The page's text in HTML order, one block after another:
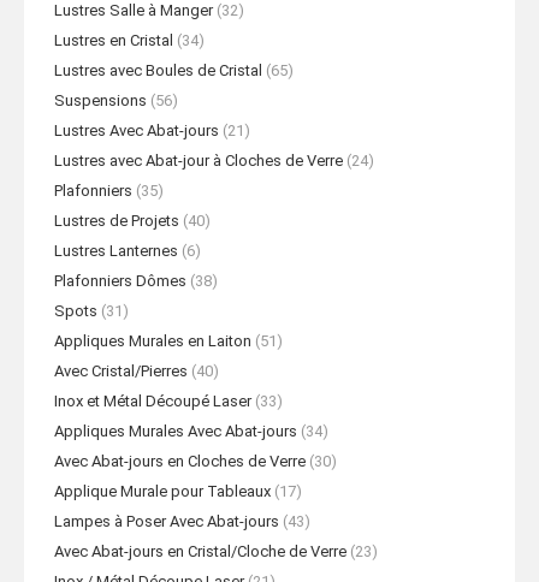
Lustres Salle à Manger (32)
Lustres en Cristal (34)
Lustres avec Boules de Cristal (65)
Suspensions (56)
Lustres Avec Abat-jours (21)
Lustres avec Abat-jour à Cloches de Verre (24)
Plafonniers (35)
Lustres de Projets (40)
Lustres Lanternes (6)
Plafonniers Dômes (38)
Spots (31)
Appliques Murales en Laiton (51)
Avec Cristal/Pierres (40)
Inox et Métal Découpé Laser (33)
Appliques Murales Avec Abat-jours (34)
Avec Abat-jours en Cloches de Verre (30)
Applique Murale pour Tableaux (17)
Lampes à Poser Avec Abat-jours (43)
Avec Abat-jours en Cristal/Cloche de Verre (23)